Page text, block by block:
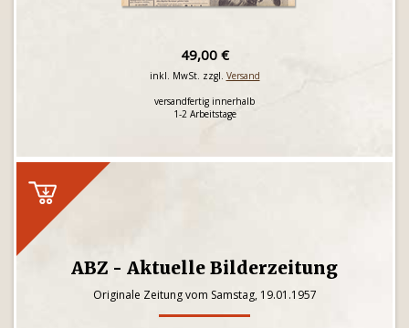
49,00 €
inkl. MwSt. zzgl. Versand
versandfertig innerhalb
1-2 Arbeitstage
ABZ - Aktuelle Bilderzeitung
Originale Zeitung vom Samstag, 19.01.1957